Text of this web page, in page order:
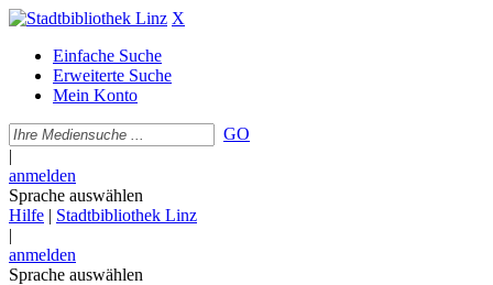
X
Einfache Suche
Erweiterte Suche
Mein Konto
GO
|
anmelden
Sprache auswählen
Hilfe | Stadtbibliothek Linz
|
anmelden
Sprache auswählen